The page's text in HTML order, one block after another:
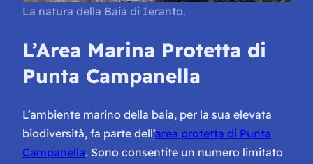
La natura della Baia di Ieranto.
L’Area Marina Protetta di
Punta Campanella
L’ambiente marino della baia, per la sua elevata
biodiversità, fa parte dell’area protetta di Punta
Campanella. Sono consentite un numero limitato